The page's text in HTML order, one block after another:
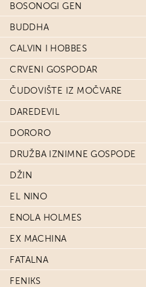
BOSONOGI GEN
BUDDHA
CALVIN I HOBBES
CRVENI GOSPODAR
ČUDOVIŠTE IZ MOČVARE
DAREDEVIL
DORORO
DRUŽBA IZNIMNE GOSPODE
DŽIN
EL NINO
ENOLA HOLMES
EX MACHINA
FATALNA
FENIKS